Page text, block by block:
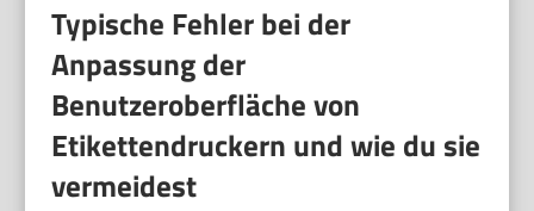
Typische Fehler bei der
Anpassung der
Benutzeroberfläche von
Etikettendruckern und wie du sie
vermeidest